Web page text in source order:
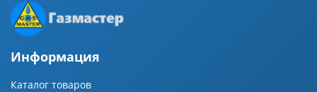
Информация
Каталог товаров